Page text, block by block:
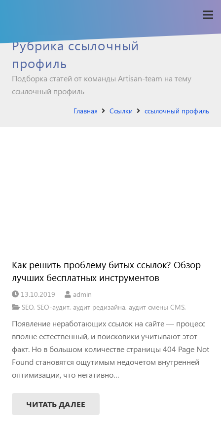
Рубрика ссылочный
профиль
Подборка статей от команды Artisan-team на тему
ссылочный профиль
Главная Ссылки ссылочный профиль
Как решить проблему битых ссылок? Обзор
лучших бесплатных инструментов
13.10.2019
admin
SEO, SEO-аудит, аудит редизайна, аудит смены CMS,
Появление неработающих ссылок на сайте — процесс
вполне естественный, и поисковики учитывают этот
факт. Но в большом количестве страницы 404 Page Not
Found становятся ощутимым недочетом внутренней
оптимизации, что негативно…
ЧИТАТЬ ДАЛЕЕ